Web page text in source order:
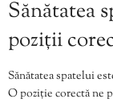
Sănătatea
poziții
Sănătatea spatelui
O poziție corectă ne